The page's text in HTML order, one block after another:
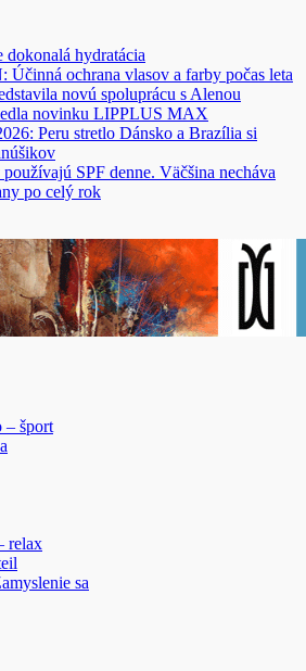
hydratácia
Účinná ochrana vlasov a farby počas leta
novú spoluprácu s Alenou
novinku LIPPLUS MAX
Peru stretlo Dánsko a Brazília si
SPF denne. Väčšina necháva
po celý rok
– šport
relax
sa